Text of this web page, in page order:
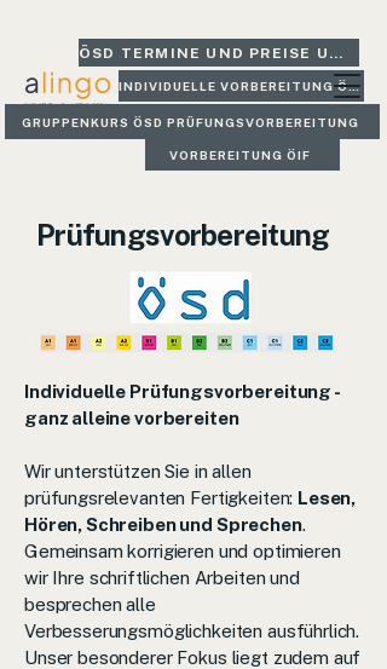
ÖSD TERMINE UND PREISE UND GLEICH BUCHEN
INDIVIDUELLE VORBEREITUNG ÖSD
GRUPPENKURS ÖSD PRÜFUNGSVORBEREITUNG
VORBEREITUNG ÖIF
Prüfungsvorbereitung
Individuelle Prüfungsvorbereitung -
ganz alleine vorbereiten
Wir unterstützen Sie in allen
prüfungsrelevanten Fertigkeiten: Lesen,
Hören, Schreiben und Sprechen.
Gemeinsam korrigieren und optimieren
wir Ihre schriftlichen Arbeiten und
besprechen alle
Verbesserungsmöglichkeiten ausführlich.
Unser besonderer Fokus liegt zudem auf